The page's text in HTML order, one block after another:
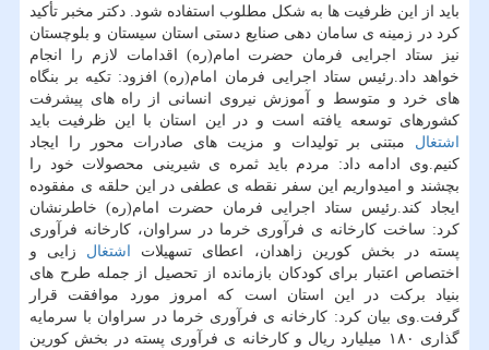
باید از این ظرفیت ها به شكل مطلوب استفاده شود. دكتر مخبر تأكید
كرد در زمینه ی سامان دهی صنایع دستی استان سیستان و بلوچستان
نیز ستاد اجرایی فرمان حضرت امام(ره) اقدامات لازم را انجام
خواهد داد.رئیس ستاد اجرایی فرمان امام(ره) افزود: تكیه بر بنگاه
های خرد و متوسط و آموزش نیروی انسانی از راه های پیشرفت
كشورهای توسعه یافته است و در این استان با این ظرفیت باید
اشتغال مبتنی بر تولیدات و مزیت های صادرات محور را ایجاد
كنیم.وی ادامه داد: مردم باید ثمره ی شیرینی محصولات خود را
بچشند و امیدواریم این سفر نقطه ی عطفی در این حلقه ی مفقوده
ایجاد كند.رئیس ستاد اجرایی فرمان حضرت امام(ره) خاطرنشان
كرد: ساخت كارخانه ی فرآوری خرما در سراوان، كارخانه فرآوری
پسته در بخش كورین زاهدان، اعطای تسهیلات اشتغال زایی و
اختصاص اعتبار برای كودكان بازمانده از تحصیل از جمله طرح های
بنیاد بركت در این استان است كه امروز مورد موافقت قرار
گرفت.وی بیان كرد: كارخانه ی فرآوری خرما در سراوان با سرمایه
گذاری ۱۸۰ میلیارد ریال و كارخانه ی فرآوری پسته در بخش كورین